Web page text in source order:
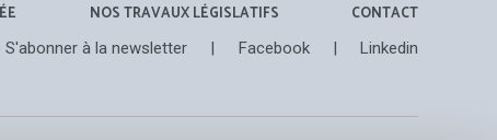
NOS TRAVAUX LÉGISLATIFS CONTACT
S'abonner à la newsletter | Facebook | Linkedin